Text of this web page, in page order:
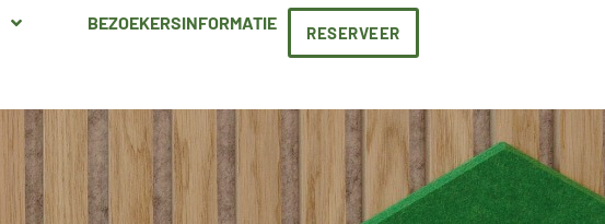
BEZOEKERSINFORMATIE RESERVEER